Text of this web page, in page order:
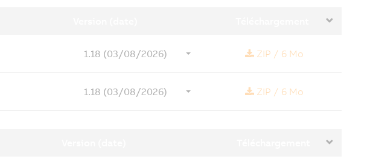
1.18 (03/08/2026) ZIP / 6 Mo
1.18 (03/08/2026) ZIP / 6 Mo